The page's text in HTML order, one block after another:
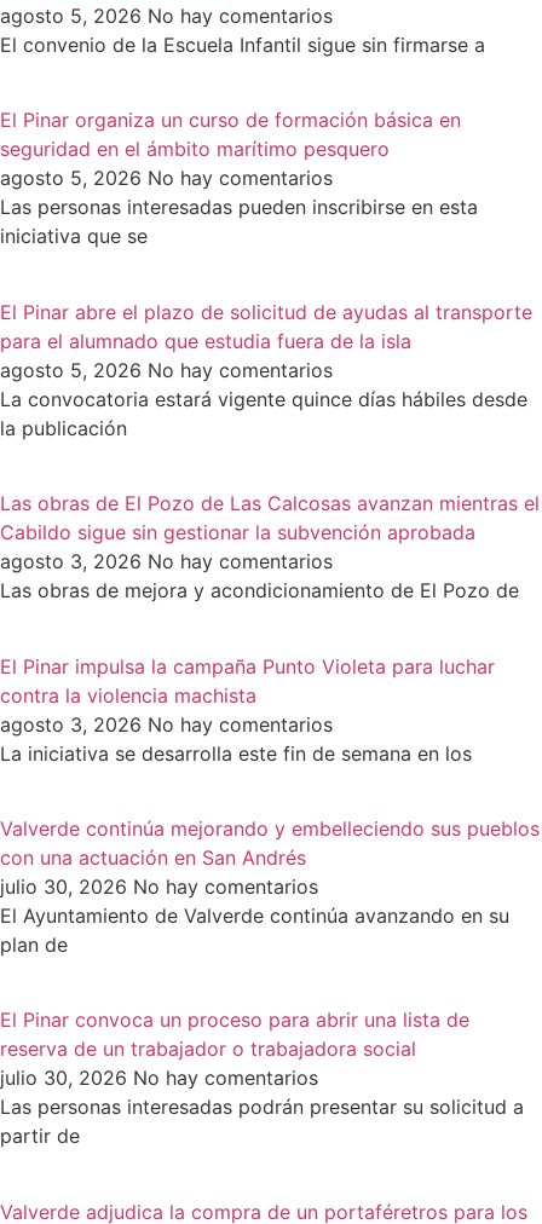
agosto 5, 2026 No hay comentarios
El convenio de la Escuela Infantil sigue sin firmarse a
El Pinar organiza un curso de formación básica en
seguridad en el ámbito marítimo pesquero
agosto 5, 2026 No hay comentarios
Las personas interesadas pueden inscribirse en esta
iniciativa que se
El Pinar abre el plazo de solicitud de ayudas al transporte
para el alumnado que estudia fuera de la isla
agosto 5, 2026 No hay comentarios
La convocatoria estará vigente quince días hábiles desde
la publicación
Las obras de El Pozo de Las Calcosas avanzan mientras el
Cabildo sigue sin gestionar la subvención aprobada
agosto 3, 2026 No hay comentarios
Las obras de mejora y acondicionamiento de El Pozo de
El Pinar impulsa la campaña Punto Violeta para luchar
contra la violencia machista
agosto 3, 2026 No hay comentarios
La iniciativa se desarrolla este fin de semana en los
Valverde continúa mejorando y embelleciendo sus pueblos
con una actuación en San Andrés
julio 30, 2026 No hay comentarios
El Ayuntamiento de Valverde continúa avanzando en su
plan de
El Pinar convoca un proceso para abrir una lista de
reserva de un trabajador o trabajadora social
julio 30, 2026 No hay comentarios
Las personas interesadas podrán presentar su solicitud a
partir de
Valverde adjudica la compra de un portaféretros para los